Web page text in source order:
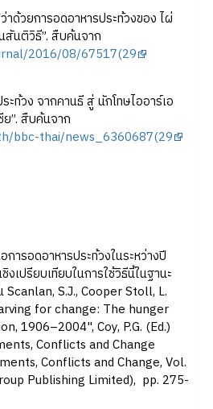
ด้วยการอดอาหารประท้วงของ ไผ่
สันติวิธี”. สืบค้นจาก
2016/08/67517(29
ท้วง จากคานธี สู่ นักโทษไออาร์เอ
”. สืบค้นจาก
bbc-thai/news_6360687(29
ารอดอาหารประท้วงในระหว่างปี
เปรียบเทียบในการใช้วิธีนี้ในฐานะ
Scanlan, S.J., Cooper Stoll, L.
for change: The hunger
1906–2004", Coy, P.G. (Ed.)
Conflicts and Change
Conflicts and Change, Vol.
Publishing Limited), pp. 275-